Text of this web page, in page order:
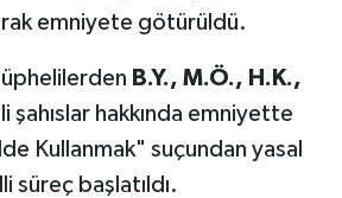
emniyete götürüldü.
B.Y., M.Ö., H.K.,
şahıslar hakkında emniyette
Kullanmak" suçundan yasal
süreç başlatıldı.